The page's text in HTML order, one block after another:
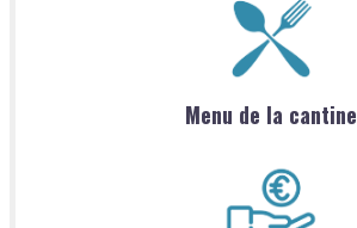
Menu de la cantine